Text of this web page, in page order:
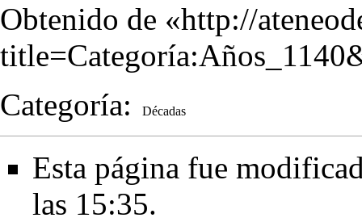
Obtenido de «http://
Categoría: Décadas
Esta página fue
las 15:35.